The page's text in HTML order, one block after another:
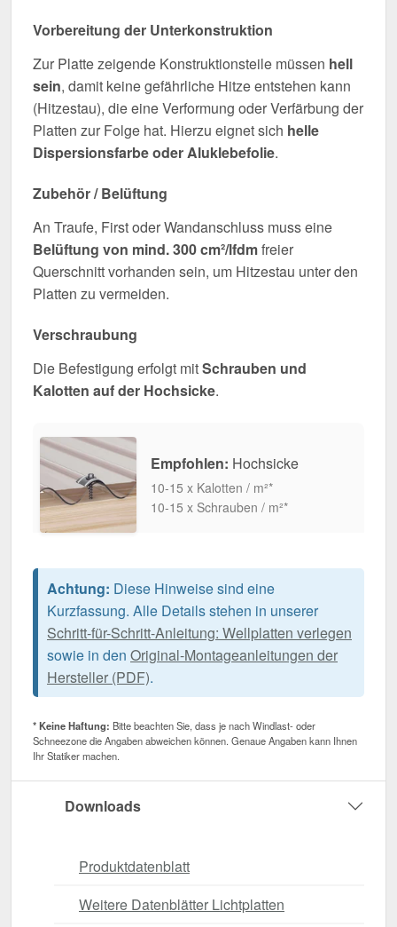
Vorbereitung der Unterkonstruktion
Zur Platte zeigende Konstruktionsteile müssen hell
sein, damit keine gefährliche Hitze entstehen kann
(Hitzestau), die eine Verformung oder Verfärbung der
Platten zur Folge hat. Hierzu eignet sich helle
Dispersionsfarbe oder Aluklebefolie.
Zubehör / Belüftung
An Traufe, First oder Wandanschluss muss eine
Belüftung von mind. 300 cm²/lfdmfreier
Querschnitt vorhanden sein, um Hitzestau unter den
Platten zu vermeiden.
Verschraubung
Die Befestigung erfolgt mitSchrauben und
Kalotten auf der Hochsicke.
Empfohlen: Hochsicke
10-15 x Kalotten / m²*
10-15 x Schrauben / m²*
Achtung: Diese Hinweise sind eine
Kurzfassung. Alle Details stehen in unserer
Schritt-für-Schritt-Anleitung: Wellplatten verlegen
sowie in den Original-Montageanleitungen der
Hersteller (PDF).
* Keine Haftung: Bitte beachten Sie, dass je nach Windlast- oder
Schneezone die Angaben abweichen können. Genaue Angaben kann Ihnen
Ihr Statiker machen.
Downloads
Produktdatenblatt
Weitere Datenblätter Lichtplatten